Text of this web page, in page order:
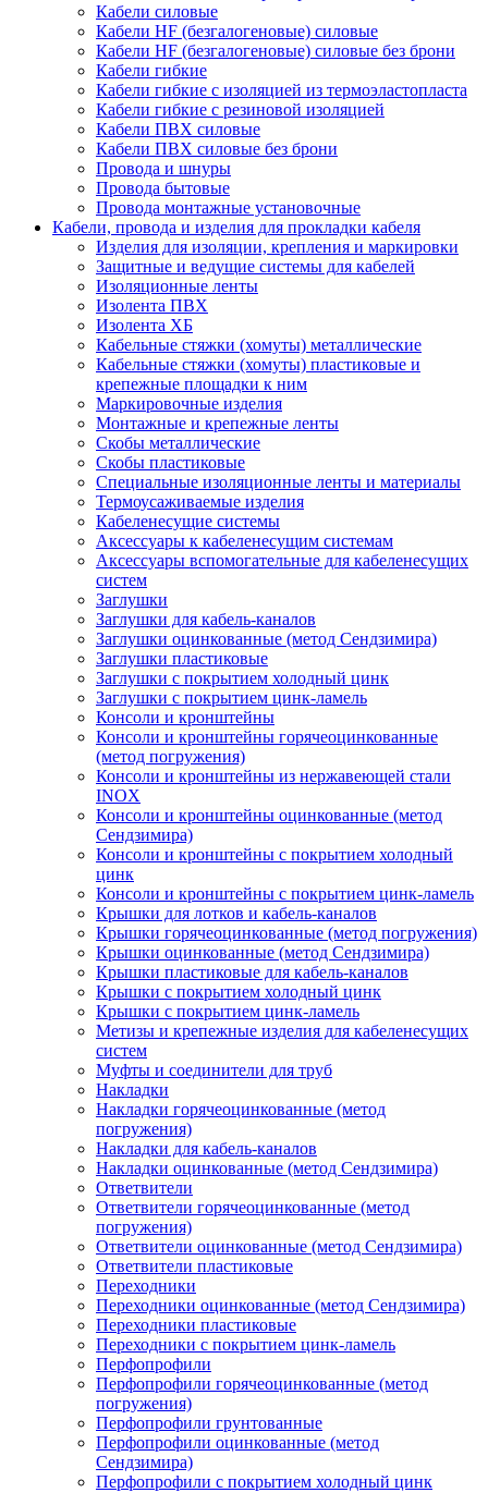
Кабели силовые
Кабели HF (безгалогеновые) силовые
Кабели HF (безгалогеновые) силовые без брони
Кабели гибкие
Кабели гибкие с изоляцией из термоэластопласта
Кабели гибкие с резиновой изоляцией
Кабели ПВХ силовые
Кабели ПВХ силовые без брони
Провода и шнуры
Провода бытовые
Провода монтажные установочные
Кабели, провода и изделия для прокладки кабеля
Изделия для изоляции, крепления и маркировки
Защитные и ведущие системы для кабелей
Изоляционные ленты
Изолента ПВХ
Изолента ХБ
Кабельные стяжки (хомуты) металлические
Кабельные стяжки (хомуты) пластиковые и
крепежные площадки к ним
Маркировочные изделия
Монтажные и крепежные ленты
Скобы металлические
Скобы пластиковые
Специальные изоляционные ленты и материалы
Термоусаживаемые изделия
Кабеленесущие системы
Аксессуары к кабеленесущим системам
Аксессуары вспомогательные для кабеленесущих
систем
Заглушки
Заглушки для кабель-каналов
Заглушки оцинкованные (метод Сендзимира)
Заглушки пластиковые
Заглушки с покрытием холодный цинк
Заглушки с покрытием цинк-ламель
Консоли и кронштейны
Консоли и кронштейны горячеоцинкованные
(метод погружения)
Консоли и кронштейны из нержавеющей стали
INOX
Консоли и кронштейны оцинкованные (метод
Сендзимира)
Консоли и кронштейны с покрытием холодный
цинк
Консоли и кронштейны с покрытием цинк-ламель
Крышки для лотков и кабель-каналов
Крышки горячеоцинкованные (метод погружения)
Крышки оцинкованные (метод Сендзимира)
Крышки пластиковые для кабель-каналов
Крышки с покрытием холодный цинк
Крышки с покрытием цинк-ламель
Метизы и крепежные изделия для кабеленесущих
систем
Муфты и соединители для труб
Накладки
Накладки горячеоцинкованные (метод
погружения)
Накладки для кабель-каналов
Накладки оцинкованные (метод Сендзимира)
Ответвители
Ответвители горячеоцинкованные (метод
погружения)
Ответвители оцинкованные (метод Сендзимира)
Ответвители пластиковые
Переходники
Переходники оцинкованные (метод Сендзимира)
Переходники пластиковые
Переходники с покрытием цинк-ламель
Перфопрофили
Перфопрофили горячеоцинкованные (метод
погружения)
Перфопрофили грунтованные
Перфопрофили оцинкованные (метод
Сендзимира)
Перфопрофили с покрытием холодный цинк